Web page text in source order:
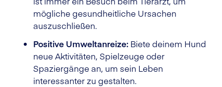
mögliche gesundheitliche Ursachen
auszuschließen.
Positive Umweltanreize: Biete deinem Hund
neue Aktivitäten, Spielzeuge oder
Spaziergänge an, um sein Leben
interessanter zu gestalten.